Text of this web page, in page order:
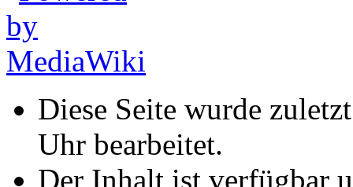
Diese Seite wurde
Uhr bearbeitet.
Der Inhalt ist verfügbar